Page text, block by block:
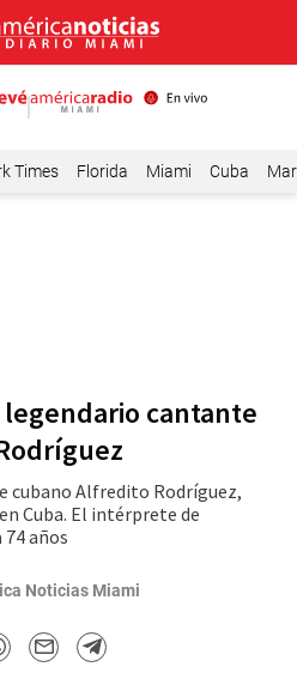
Times Florida Miami Cuba
legendario cantante
cubano Alfredito Rodríguez,
Cuba. El intérprete de
años
Noticias Miami